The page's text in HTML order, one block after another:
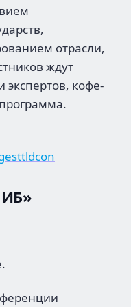
отрасли,
ждут
экспертов, кофе-